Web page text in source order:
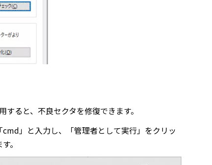
ると、不良セクタを修復できます。
」と入力し、「管理者として実行」をクリッ
。